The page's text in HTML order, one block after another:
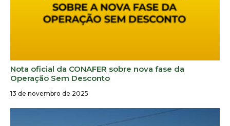
Nota oficial da CONAFER sobre nova fase da
Operação Sem Desconto
13 de novembro de 2025